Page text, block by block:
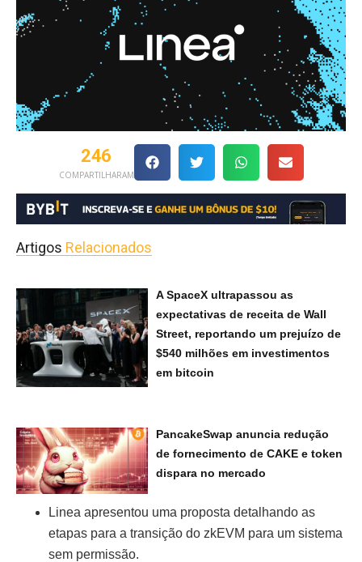
COMPARTILHARAM
246
Artigos Relacionados
A SpaceX ultrapassou as
expectativas de receita de Wall
Street, reportando um prejuízo de
$540 milhões em investimentos
em bitcoin
PancakeSwap anuncia redução
de fornecimento de CAKE e token
dispara no mercado
Linea apresentou uma proposta detalhando as
etapas para a transição do zkEVM para um sistema
sem permissão.